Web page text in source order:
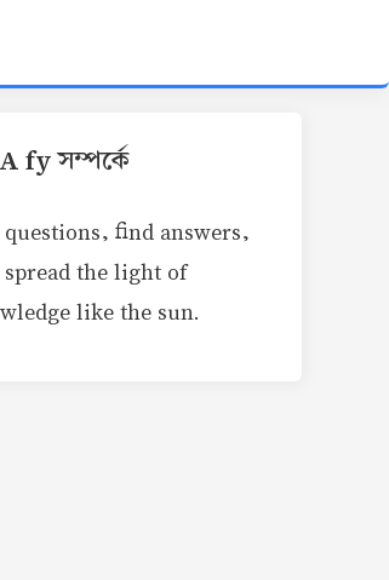
fy সম্পর্কে
questions, find answers,
spread the light of
like the sun.